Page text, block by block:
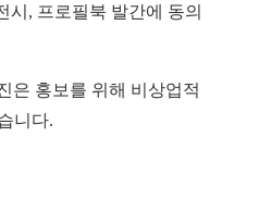
시 , 프로필북 발간에 동의
은 홍보를 위해 비상업적
니다.